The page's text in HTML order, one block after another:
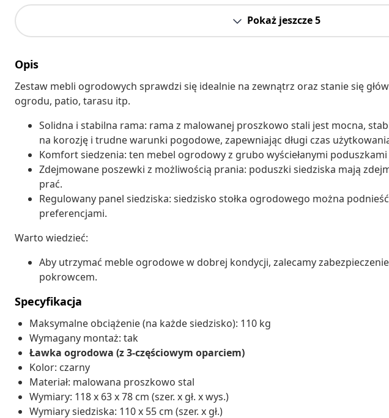
Pokaż jeszcze 5
Opis
Zestaw mebli ogrodowych sprawdzi się idealnie na zewnątrz oraz stanie się
ogrodu, patio, tarasu itp.
Solidna i stabilna rama: rama z malowanej proszkowo stali jest mocna,
na korozję i trudne warunki pogodowe, zapewniając długi czas
Komfort siedzenia: ten mebel ogrodowy z grubo wyściełanymi
Zdejmowane poszewki z możliwością prania: poduszki siedziska mają
prać.
Regulowany panel siedziska: siedzisko stołka ogrodowego można
preferencjami.
Warto wiedzieć:
Aby utrzymać meble ogrodowe w dobrej kondycji, zalecamy
pokrowcem.
Specyfikacja
Maksymalne obciążenie (na każde siedzisko): 110 kg
Wymagany montaż: tak
Ławka ogrodowa (z 3-częściowym oparciem)
Kolor: czarny
Materiał: malowana proszkowo stal
Wymiary: 118 x 63 x 78 cm (szer. x gł. x wys.)
Wymiary siedziska: 110 x 55 cm (szer. x gł.)